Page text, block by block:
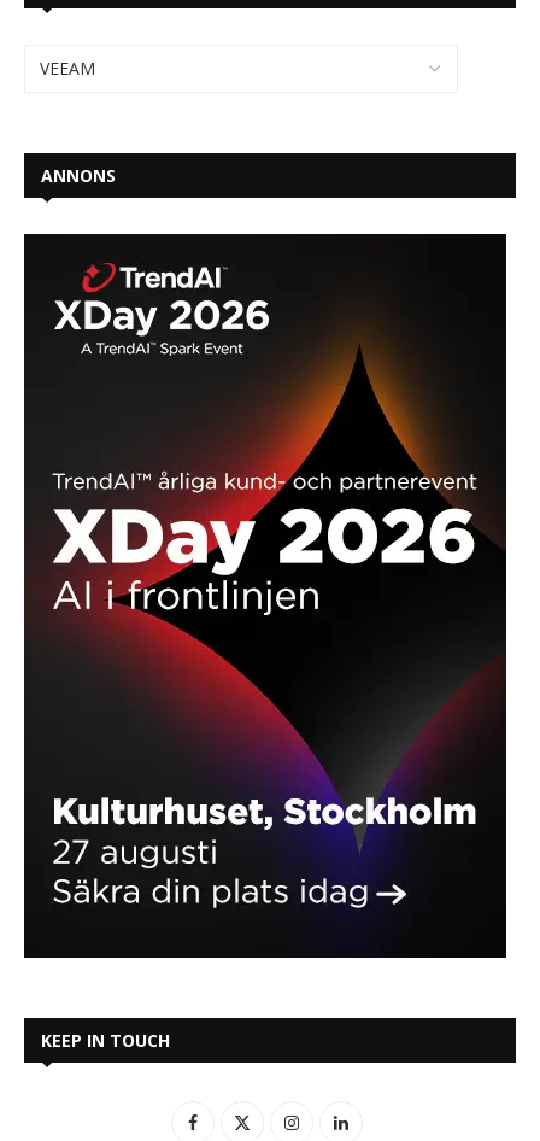
ANNONS
KEEP IN TOUCH